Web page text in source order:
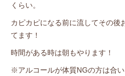
くらい。
カピカピになる前に流してその
てます！
時間がある時は朝もやります！
※アルコールが体質NGの方は合い